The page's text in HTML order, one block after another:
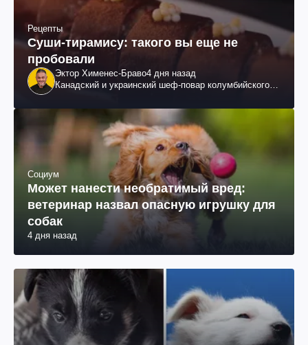
Рецепты
Суши-тирамису: такого вы еще не
пробовали
Эктор Хименес-Браво4 дня назад
Канадский и украинский шеф-повар колумбийского
Социум
Может нанести необратимый вред:
ветеринар назвал опасную игрушку для
собак
4 дня назад